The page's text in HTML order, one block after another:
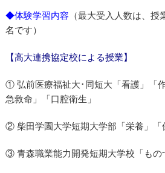
◆体験学習内容 （最大受入人数は、
名です）
【高大連携協定校による授業】
① 弘前医療福祉大･同短大「看護」「
急救命」「口腔衛生」
② 柴田学園大学短期大学部「栄養」「
③ 青森職業能力開発短期大学校「もの